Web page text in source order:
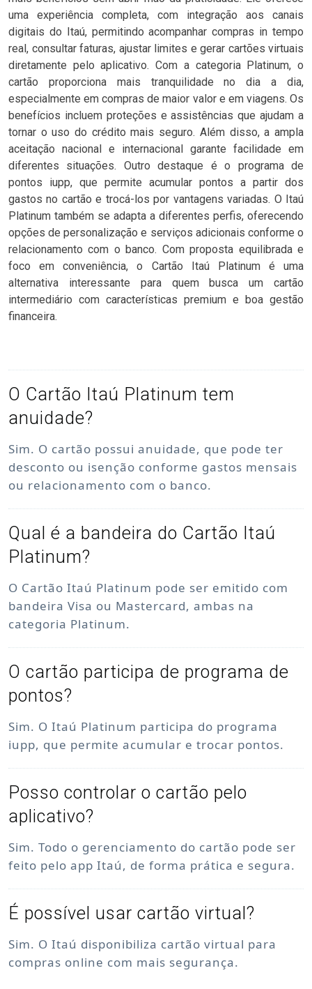
uma experiência completa, com integração aos canais
digitais do Itaú, permitindo acompanhar compras in tempo
real, consultar faturas, ajustar limites e gerar cartões virtuais
diretamente pelo aplicativo. Com a categoria Platinum, o
cartão proporciona mais tranquilidade no dia a dia,
especialmente em compras de maior valor e em viagens. Os
benefícios incluem proteções e assistências que ajudam a
tornar o uso do crédito mais seguro. Além disso, a ampla
aceitação nacional e internacional garante facilidade em
diferentes situações. Outro destaque é o programa de
pontos iupp, que permite acumular pontos a partir dos
gastos no cartão e trocá-los por vantagens variadas. O Itaú
Platinum também se adapta a diferentes perfis, oferecendo
opções de personalização e serviços adicionais conforme o
relacionamento com o banco. Com proposta equilibrada e
foco em conveniência, o Cartão Itaú Platinum é uma
alternativa interessante para quem busca um cartão
intermediário com características premium e boa gestão
financeira.
O Cartão Itaú Platinum tem
anuidade?
Sim. O cartão possui anuidade, que pode ter
desconto ou isenção conforme gastos mensais
ou relacionamento com o banco.
Qual é a bandeira do Cartão Itaú
Platinum?
O Cartão Itaú Platinum pode ser emitido com
bandeira Visa ou Mastercard, ambas na
categoria Platinum.
O cartão participa de programa de
pontos?
Sim. O Itaú Platinum participa do programa
iupp, que permite acumular e trocar pontos.
Posso controlar o cartão pelo
aplicativo?
Sim. Todo o gerenciamento do cartão pode ser
feito pelo app Itaú, de forma prática e segura.
É possível usar cartão virtual?
Sim. O Itaú disponibiliza cartão virtual para
compras online com mais segurança.